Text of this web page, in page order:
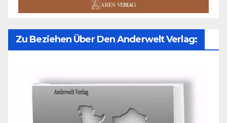
Zu Beziehen Über Den Anderwelt Verlag: